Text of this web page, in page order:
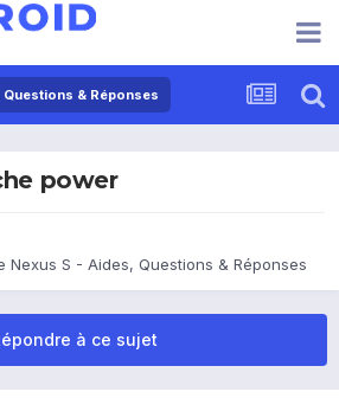
& Réponses
power
Nexus S - Aides, Questions & Réponses
à ce sujet